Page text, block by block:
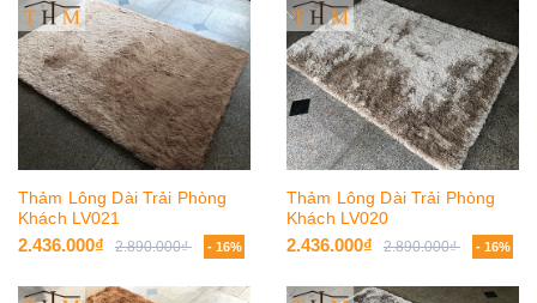
Thảm Lông Dài Trải Phòng
Khách LV021
2.436.000₫ 2.890.000₫ - 16%
Thảm Lông Dài Trải Phòng
Khách LV020
2.436.000₫ 2.890.000₫ - 16%